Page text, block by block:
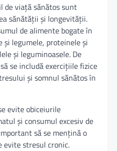
de viață sănătos sunt
sănătății și longevității.
de alimente bogate în
legumele, proteinele și
și leguminoasele. De
se includă exercițiile fizice
și somnul sănătos în
evite obiceiurile
și consumul excesiv de
să se mențină o
evite stresul cronic.